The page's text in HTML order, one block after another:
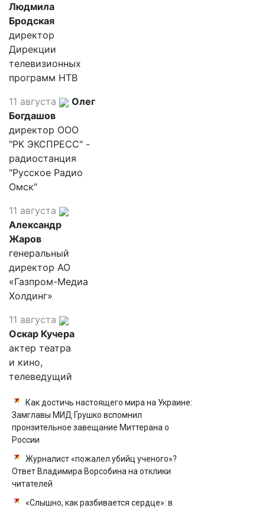
Людмила
Бродская
директор
Дирекции
телевизионных
программ НТВ
11 августа
Олег
Богдашов
директор ООО
"РК ЭКСПРЕСС" -
радиостанция
"Русское Радио
Омск"
11 августа
Александр
Жаров
генеральный
директор АО
«Газпром-Медиа
Холдинг»
11 августа
Оскар Кучера
актер театра
и кино,
телеведущий
Как достичь настоящего мира на Украине:
Замглавы МИД Грушко вспомнил
пронзительное завещание Миттерана о
России
Журналист «пожалел убийц ученого»?
Ответ Владимира Ворсобина на отклики
читателей
«Слышно, как разбивается сердце»: в